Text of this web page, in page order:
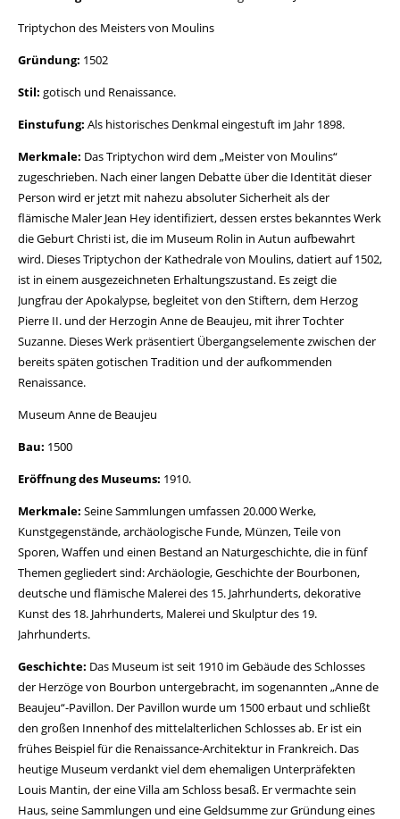
Triptychon des Meisters von Moulins
Gründung: 1502
Stil: gotisch und Renaissance.
Einstufung: Als historisches Denkmal eingestuft im Jahr 1898.
Merkmale: Das Triptychon wird dem „Meister von Moulins“
zugeschrieben. Nach einer langen Debatte über die Identität dieser
Person wird er jetzt mit nahezu absoluter Sicherheit als der
flämische Maler Jean Hey identifiziert, dessen erstes bekanntes Werk
die Geburt Christi ist, die im Museum Rolin in Autun aufbewahrt
wird. Dieses Triptychon der Kathedrale von Moulins, datiert auf 1502,
ist in einem ausgezeichneten Erhaltungszustand. Es zeigt die
Jungfrau der Apokalypse, begleitet von den Stiftern, dem Herzog
Pierre II. und der Herzogin Anne de Beaujeu, mit ihrer Tochter
Suzanne. Dieses Werk präsentiert Übergangselemente zwischen der
bereits späten gotischen Tradition und der aufkommenden
Renaissance.
Museum Anne de Beaujeu
Bau: 1500
Eröffnung des Museums: 1910.
Merkmale: Seine Sammlungen umfassen 20.000 Werke,
Kunstgegenstände, archäologische Funde, Münzen, Teile von
Sporen, Waffen und einen Bestand an Naturgeschichte, die in fünf
Themen gegliedert sind: Archäologie, Geschichte der Bourbonen,
deutsche und flämische Malerei des 15. Jahrhunderts, dekorative
Kunst des 18. Jahrhunderts, Malerei und Skulptur des 19.
Jahrhunderts.
Geschichte: Das Museum ist seit 1910 im Gebäude des Schlosses
der Herzöge von Bourbon untergebracht, im sogenannten „Anne de
Beaujeu“-Pavillon. Der Pavillon wurde um 1500 erbaut und schließt
den großen Innenhof des mittelalterlichen Schlosses ab. Er ist ein
frühes Beispiel für die Renaissance-Architektur in Frankreich. Das
heutige Museum verdankt viel dem ehemaligen Unterpräfekten
Louis Mantin, der eine Villa am Schloss besaß. Er vermachte sein
Haus, seine Sammlungen und eine Geldsumme zur Gründung eines